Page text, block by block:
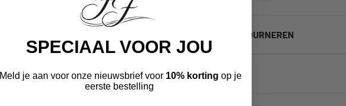
VERZENDEN & RETOURNEREN
BETALEN
SPECIAAL VOOR JOU
Meld je aan voor onze nieuwsbrief voor 10% korting op je
eerste bestelling